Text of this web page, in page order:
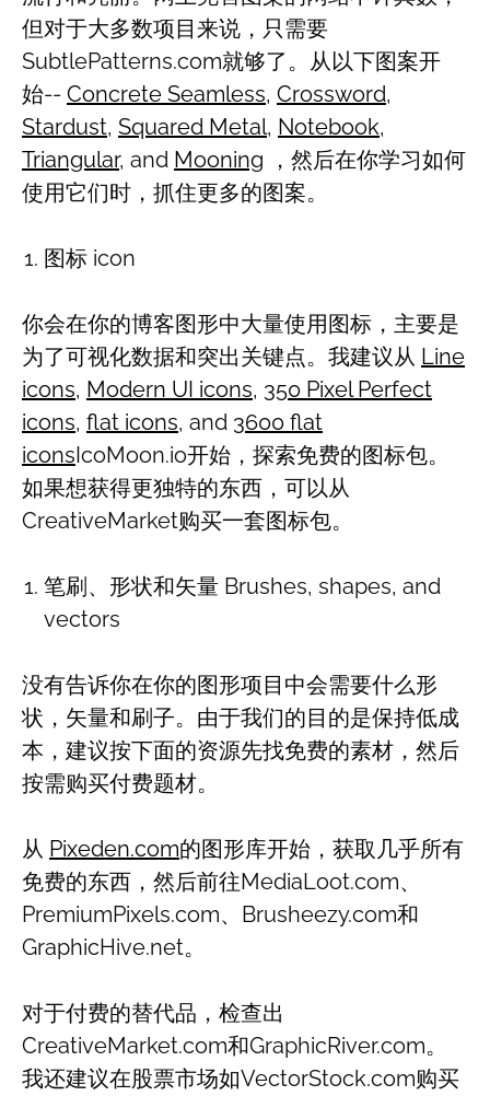
但对于大多数项目来说，只需要
SubtlePatterns.com就够了。从以下图案开
始-- Concrete Seamless, Crossword,
Stardust, Squared Metal, Notebook,
Triangular, and Mooning ，然后在你学习如何
使用它们时，抓住更多的图案。
图标 icon
你会在你的博客图形中大量使用图标，主要是
为了可视化数据和突出关键点。我建议从 Line
icons, Modern UI icons, 350 Pixel Perfect
icons, flat icons, and 3600 flat
iconsIcoMoon.io开始，探索免费的图标包。
如果想获得更独特的东西，可以从
CreativeMarket购买一套图标包。
笔刷、形状和矢量 Brushes, shapes, and
vectors
没有告诉你在你的图形项目中会需要什么形
状，矢量和刷子。由于我们的目的是保持低成
本，建议按下面的资源先找免费的素材，然后
按需购买付费题材。
从 Pixeden.com的图形库开始，获取几乎所有
免费的东西，然后前往MediaLoot.com、
PremiumPixels.com、Brusheezy.com和
GraphicHive.net。
对于付费的替代品，检查出
CreativeMarket.com和GraphicRiver.com。
我还建议在股票市场如VectorStock.com购买